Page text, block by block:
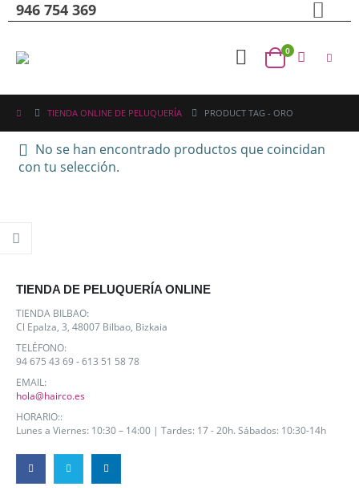
946 754 369
0
TIENDA ONLINE DE PELUQUERÍA PRODUCT TAG -ORO
No se han encontrado productos que coincidan
con tu selección.
TIENDA DE PELUQUERÍA ONLINE
TIENDA BILBAO:
Cl Epalza, 3, 48007 Bilbao, Bizkaia
TELÉFONO:
94 675 43 69 - 613 51 58 78
EMAIL:
hola@hairco.es
HORARIO::
Lunes a Viernes: 10:30 – 14:00 | Tardes: 17 - 20h. Sábados: 10:30-14h